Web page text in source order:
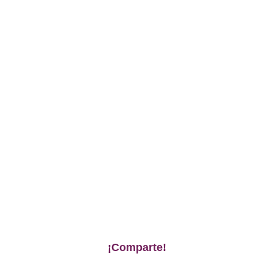
¡Comparte!